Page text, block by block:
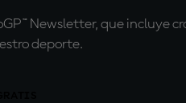
Newsletter, que incluye
deporte.